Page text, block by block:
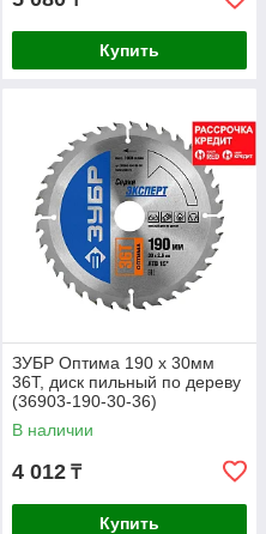
Купить
ЗУБР Оптима 190 x 30мм
36Т, диск пильный по дереву
(36903-190-30-36)
В наличии
4 012 ₸
Купить